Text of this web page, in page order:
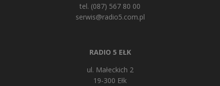
tel. (087) 567 80 00
serwis@radio5.com.pl
RADIO 5 EŁK
ul. Małeckich 2
19-300 Ełk